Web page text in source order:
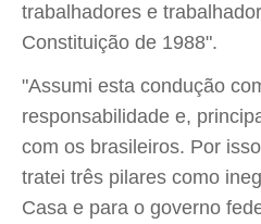
trabalhadores e
Constituição de 1988".
"Assumi esta condução
responsabilidade e,
com os brasileiros. Por
tratei três pilares como
Casa e para o governo